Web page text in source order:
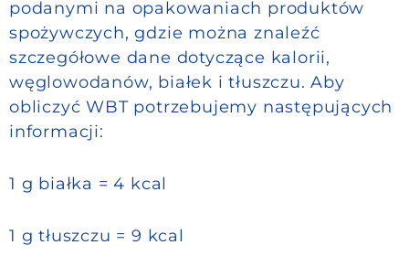
podanymi na opakowaniach produktów
spożywczych, gdzie można znaleźć
szczegółowe dane dotyczące kalorii,
węglowodanów, białek i tłuszczu. Aby
obliczyć WBT potrzebujemy następujących
informacji:
1 g białka = 4 kcal
1 g tłuszczu = 9 kcal